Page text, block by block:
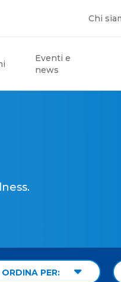
Chi
Eventi e
news
ORDINA PER: